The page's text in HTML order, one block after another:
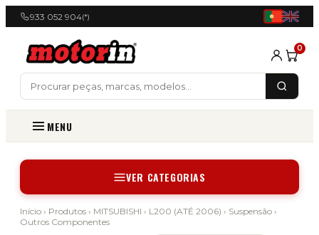
933 052 904(*)
0
MENU
VER CATEGORIAS
Início › Produtos › MITSUBISHI › L200 (ATÉ 2006) › Suspensão ›
Outros Componentes